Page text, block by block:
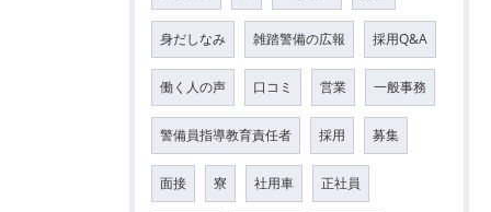
身だしなみ 雑踏警備の広報 採用Q&A
働く人の声 口コミ 営業 一般事務
警備員指導教育責任者 採用 募集
面接 寮 社用車 正社員